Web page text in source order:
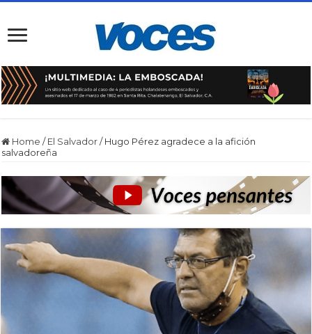
Home / El Salvador / Hugo Pérez agradece a la afición
salvadoreña